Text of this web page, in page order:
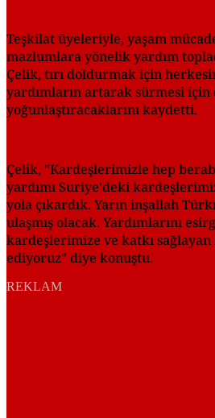
Teşkilat üyeleriyle, yaşam
mazlumlara yönelik yardım
Çelik, tırı doldurmak için herkesin
yardımların artarak sürmesi için
yoğunlaştıracaklarını kaydetti.
Çelik, "Kardeşlerimizle hep
yardımı Suriye'deki
yola çıkardık. Yarın inşallah
ulaşmış olacak. Yardımlarını
kardeşlerimize ve katkı
ediyoruz" diye konuştu.
REKLAM